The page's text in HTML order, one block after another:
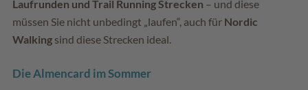
Laufrunden und Trail Running Strecken – und diese
müssen Sie nicht unbedingt „laufen“, auch für Nordic
Walking sind diese Strecken ideal.
Die Almencard im Sommer